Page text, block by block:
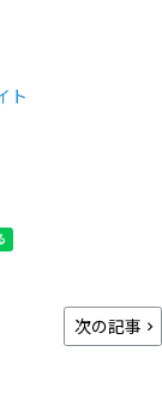
ト
次の記事